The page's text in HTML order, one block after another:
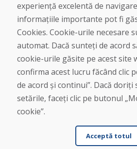
Cumpărare
Magazin online
Livrare și plată
Plângere
Retur și schimb de
Protecția datelor cu
Cookies
experiență excelentă de
informațiile importante pot fi
Cookies. Cookie-urile necesare
automat. Dacă sunteți de acord
cookie-urile găsite pe acest site
confirma acest lucru făcând clic
de acord și continui”. Dacă doriți
setările, faceți clic pe butonul
cookie”.
Acceptă totul